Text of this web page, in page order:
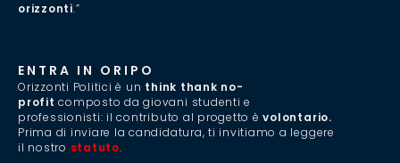
orizzonti.”
ENTRA IN ORIPO
Orizzonti Politici è un think thank no-
profit composto da giovani studenti e
professionisti: il contributo al progetto èvolontario.
Prima di inviare la candidatura, ti invitiamo a leggere
il nostro statuto.